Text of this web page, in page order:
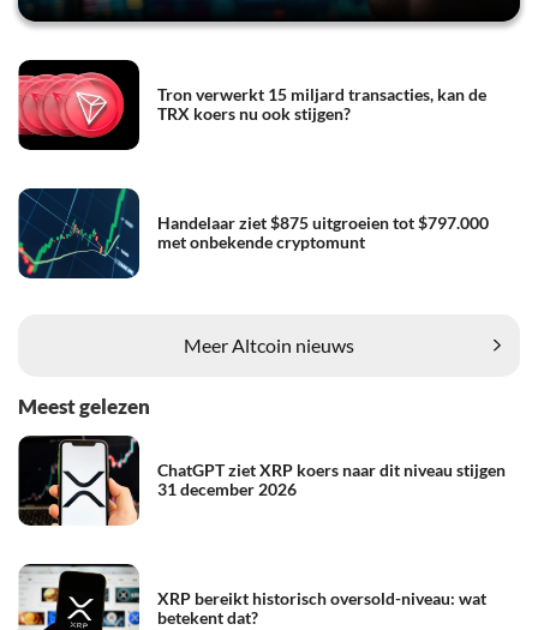
Tron verwerkt 15 miljard transacties, kan de
TRX koers nu ook stijgen?
Handelaar ziet $875 uitgroeien tot $797.000
met onbekende cryptomunt
Meer Altcoin nieuws
Meest gelezen
ChatGPT ziet XRP koers naar dit niveau stijgen
31 december 2026
XRP bereikt historisch oversold-niveau: wat
betekent dat?